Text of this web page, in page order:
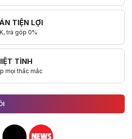
TIỆN LỢI
trả góp 0%
TÌNH
mọi thắc mắc